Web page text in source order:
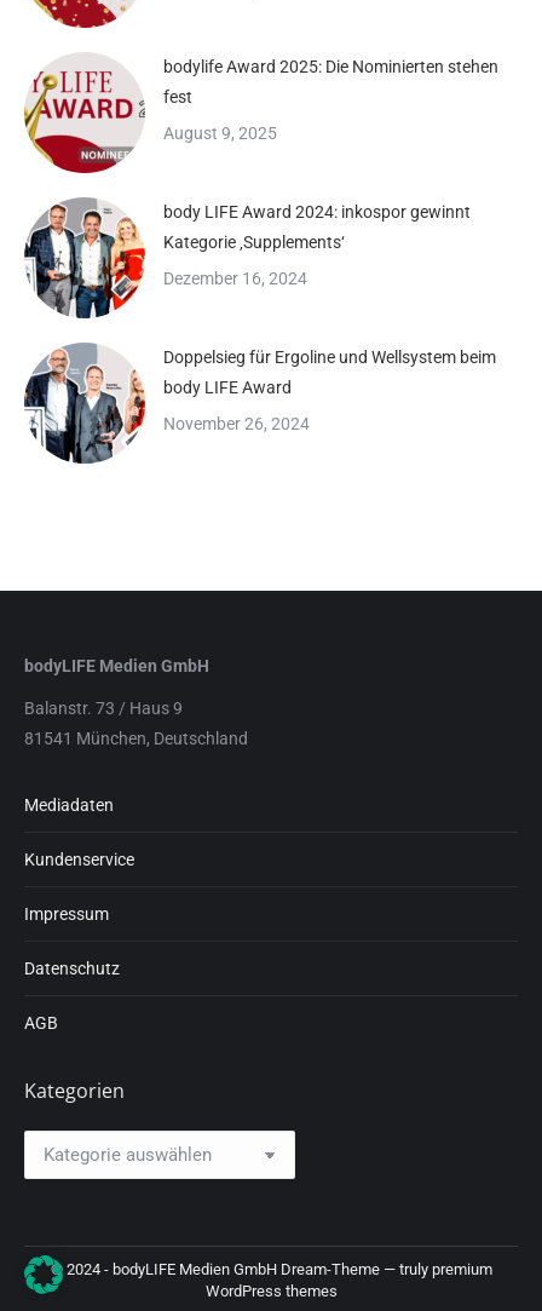
bodylife Award 2025: Die Nominierten stehen
fest
August 9, 2025
body LIFE Award 2024: inkospor gewinnt
Kategorie ‚Supplements‘
Dezember 16, 2024
Doppelsieg für Ergoline und Wellsystem beim
body LIFE Award
November 26, 2024
bodyLIFE Medien GmbH
Balanstr. 73 / Haus 9
81541 München, Deutschland
Mediadaten
Kundenservice
Impressum
Datenschutz
AGB
Kategorien
Kategorien
© 2024 - bodyLIFE Medien GmbH Dream-Theme — truly premium
WordPress themes